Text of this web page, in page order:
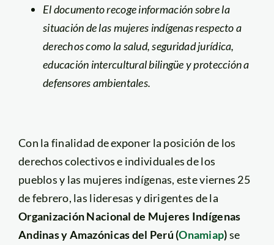
El documento recoge información sobre la
situación de las mujeres indígenas respecto a
derechos como la salud, seguridad jurídica,
educación intercultural bilingüe y protección a
defensores ambientales.
Con la finalidad de exponer la posición de los
derechos colectivos e individuales de los
pueblos y las mujeres indígenas, este viernes 25
de febrero, las lideresas y dirigentes de la
Organización Nacional de Mujeres Indígenas
Andinas y Amazónicas del Perú (Onamiap)se